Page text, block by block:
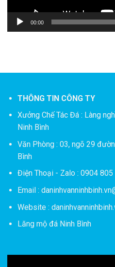
00:00
THÔNG TIN CÔNG TY
Xưởng Chế Tác Đá : Làng
Ninh Bình
Văn Phòng : 03, ngõ 29
Bình
Điện Thoại - Zalo : 0904 805
Email :
Website :
Lăng mộ đá Ninh Bình